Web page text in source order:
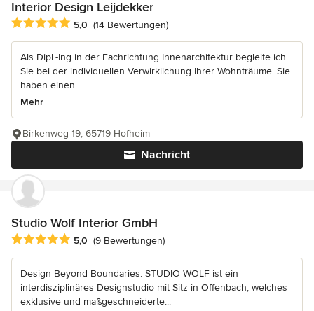
Interior Design Leijdekker
Durchschnittliche Bewertung: 5 von 5 Sternen
5,0 (14 Bewertungen)
Als Dipl.-Ing in der Fachrichtung Innenarchitektur begleite ich
Sie bei der individuellen Verwirklichung Ihrer Wohnträume. Sie
haben einen...
Mehr
Nachricht
Birkenweg 19, 65719 Hofheim
Studio Wolf Interior GmbH
Durchschnittliche Bewertung: 5 von 5 Sternen
5,0 (9 Bewertungen)
Design Beyond Boundaries. STUDIO WOLF ist ein
interdisziplinäres Designstudio mit Sitz in Offenbach, welches
exklusive und maßgeschneiderte...